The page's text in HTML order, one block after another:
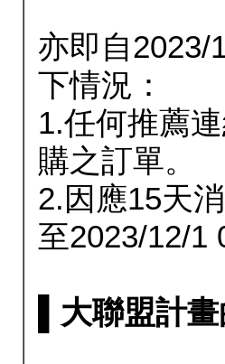
亦即自2023/
下情況：
1.任何推薦
購之訂單。
2.因應15天
至2023/12/1
▌大聯盟計